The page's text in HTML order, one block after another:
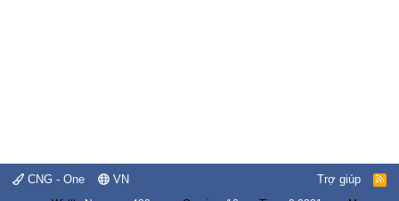
CNG - One VN Trợ giúp
R